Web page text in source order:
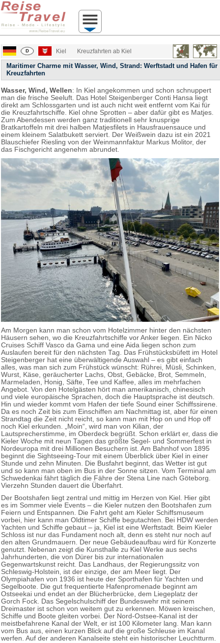
Kiel Kreuzfahrten ab Kiel
Maritimer Charme mit Wasser, Wind, Strand: Werftstadt und Hafen für
Kreuzfahrten
Wasser, Wind, Wellen: In Kiel angekommen und schon schnuppert
man die frische Seeluft. Das Hotel Steigenberger Conti Hansa liegt
direkt am Schlossgarten und ist auch nicht weit entfernt vom Kai für
die Kreuzfahrtschiffe. Kiel ohne Sprotten – aber dafür gibt es Matjes.
Zum Abendessen werden ganz traditionell sehr knusprige
Bratkartoffeln mit drei halben Matjesfilets in Hausfrauensauce und
einem kleinem Salatbukett serviert. Der Weißwein dazu ist ein 2021
Blauschiefer Riesling von der Weinmannfaktur Markus Molitor, der
das Fischgericht angenehm abrundet.
Am Morgen kann man schon vom Hotelzimmer hinter den nächsten
Häusern sehen, wo die Kreuzfahrtschiffe vor Anker liegen. Ein Nicko
Cruises Schiff Vasco da Gama und eine Aida liegen schon zum
Auslaufen bereit für den nächsten Tag. Das Frühstücksbüfett im Hotel
Steigenberger hat eine überwältigende Auswahl – es gibt einfach
alles, was man sich zum Frühstück wünscht: Rührei, Müsli, Schinken,
Wurst, Käse, geräucherter Lachs, Obst, Gebäcke, Brot, Semmeln,
Marmeladen, Honig, Säfte, Tee und Kaffee, alles im mehrfachen
Angebot. Von den Hotelgästen hört man amerikanisch, chinesisch
und viele europäische Sprachen, doch die Hauptsprache ist deutsch.
Hin und wieder kommt vom Hafen der tiefe Sound einer Schiffssirene.
Da es noch Zeit bis zum Einschiffen am Nachmittag ist, aber für einen
Strandtag die Zeit nicht reicht, so kann man mit Hop on und Hop off
noch Kiel erkunden. „Moin“, wird man von Kilian, der
Lautsprecherstimme, im Oberdeck begrüßt. Schon erklärt er, dass die
Kieler Woche mit neun Tagen das größte Segel- und Sommerfest in
Nordeuropa mit drei Millionen Besuchern ist. Am Bahnhof von 1895
beginnt die Sightseeing-Tour mit einem Überblick über Kiel in einer
Stunde und zehn Minuten. Die Busfahrt beginnt, das Wetter ist gut
und so kann man oben im Bus in der Sonne sitzen. Vom Terminal am
Schwedenkai fährt täglich die Fähre der Stena Line nach Göteborg.
Vierzehn Stunden dauert die Überfahrt.
Der Bootshafen liegt zentral und mittig im Herzen von Kiel. Hier gibt
es im Sommer viele Events – die Kieler nutzen den Bootshafen zum
Feiern und Entspannen. Die Fahrt geht am Kieler Schiffsmuseum
vorbei, hier kann man Oldtimer Schiffe begutachten. Bei HDW werden
Yachten und Schiffe gebaut – ja, Kiel ist eine Werftstadt. Beim Kieler
Schloss ist nur das Fundament noch alt, denn es steht nur noch auf
den alten Grundmauern. Der neue Gebäudeaufbau wird für Konzerte
genutzt. Nebenan zeigt die Kunsthalle zu Kiel Werke aus sechs
Jahrhunderten, die von Dürer bis zur internationalen
Gegenwartskunst reicht. Das Landhaus, der Regierungssitz von
Schleswig-Holstein, ist der einzige, der am Meer liegt. Der
Olympiahafen von 1936 ist heute der Sporthafen für Yachten und
Segelboote. Die gut frequentierte Hafenpromenade beginnt am
Ostseekai und endet an der Blücherbrücke, dem Liegeplatz der
Gorch Fock. Das Segelschulschiff der Bundeswehr mit seinem
Dreimaster ist schon von weitem gut zu erkennen. Möwen kreischen,
Schiffe und Boote gleiten vorbei. Der Nord-Ostsee-Kanal ist der
meistbefahrene Kanal der Welt, er ist 100 Kilometer lang. Man kann
vom Bus aus, einen kurzen Blick auf die große Schleuse im Kanal
werfen. Auf der anderen Kanalseite steht ein historischer Leuchtturm.